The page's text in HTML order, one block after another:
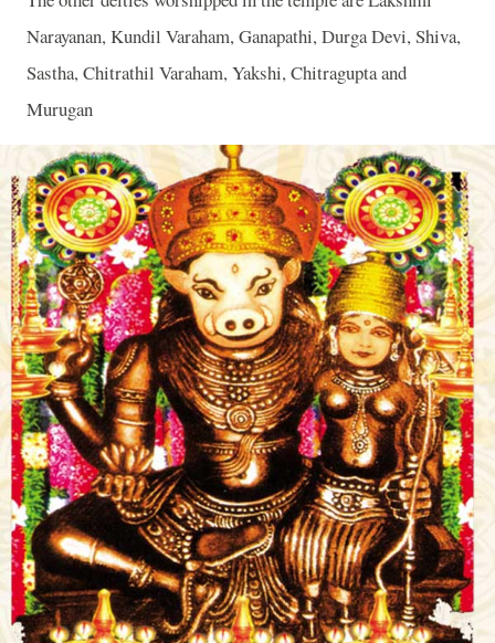
Narayanan, Kundil Varaham, Ganapathi, Durga Devi, Shiva,
Sastha, Chitrathil Varaham, Yakshi, Chitragupta and
Murugan